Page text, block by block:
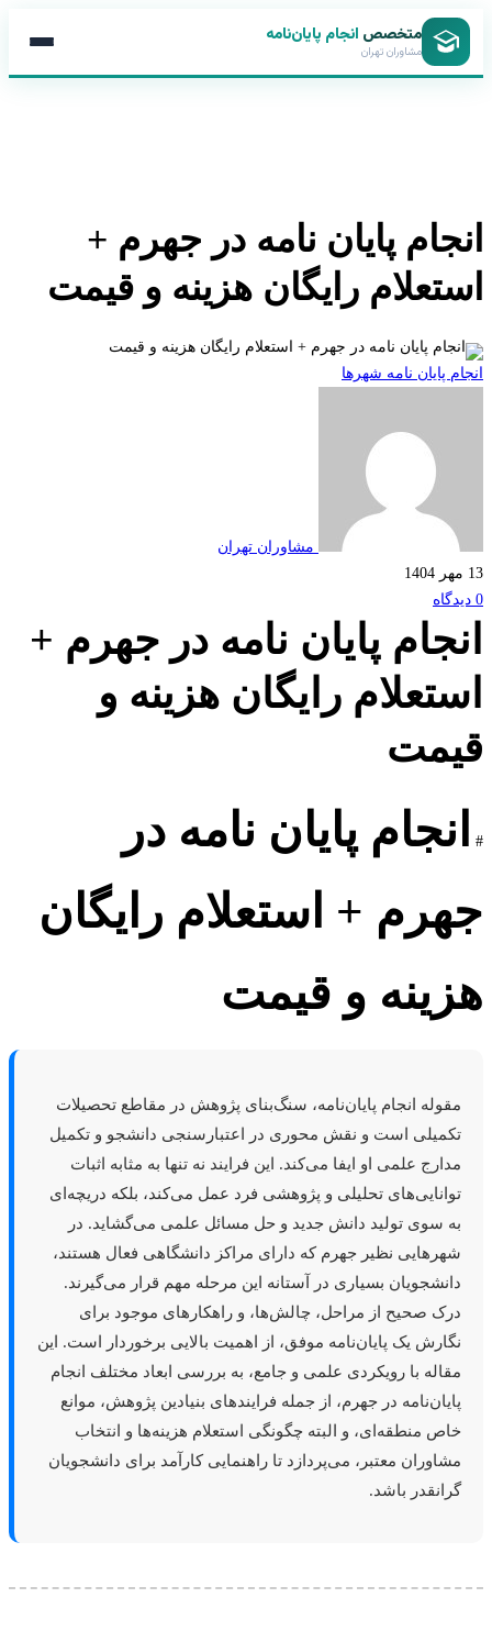
متخصصانجام پایان‌نامه
مشاوران تهران
پایان نامه در جهرم +
رایگان هزینه و قیمت
پایان نامه شهرها
مشاوران تهران
پایان نامه در جهرم +
رایگان هزینه و
پایان نامه در
+ استعلام رایگان
و قیمت
انجام پایان‌نامه، سنگ‌بنای پژوهش در مقاطع تحصیلات
است و نقش محوری در اعتبارسنجی دانشجو و تکمیل
علمی او ایفا می‌کند. این فرایند نه تنها به مثابه اثبات
تحلیلی و پژوهشی فرد عمل می‌کند، بلکه دریچه‌ای
سوی تولید دانش جدید و حل مسائل علمی می‌گشاید. در
نظیر جهرم که دارای مراکز دانشگاهی فعال هستند،
بسیاری در آستانه این مرحله مهم قرار می‌گیرند.
صحیح از مراحل، چالش‌ها، و راهکارهای موجود برای
یک پایان‌نامه موفق، از اهمیت بالایی برخوردار است. این
با رویکردی علمی و جامع، به بررسی ابعاد مختلف انجام
در جهرم، از جمله فرایندهای بنیادین پژوهش، موانع
منطقه‌ای، و البته چگونگی استعلام هزینه‌ها و انتخاب
معتبر، می‌پردازد تا راهنمایی کارآمد برای دانشجویان
باشد.